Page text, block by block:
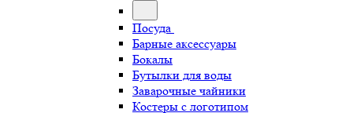
Посуда
Барные аксессуары
Бокалы
Бутылки для воды
Заварочные чайники
Костеры с логотипом